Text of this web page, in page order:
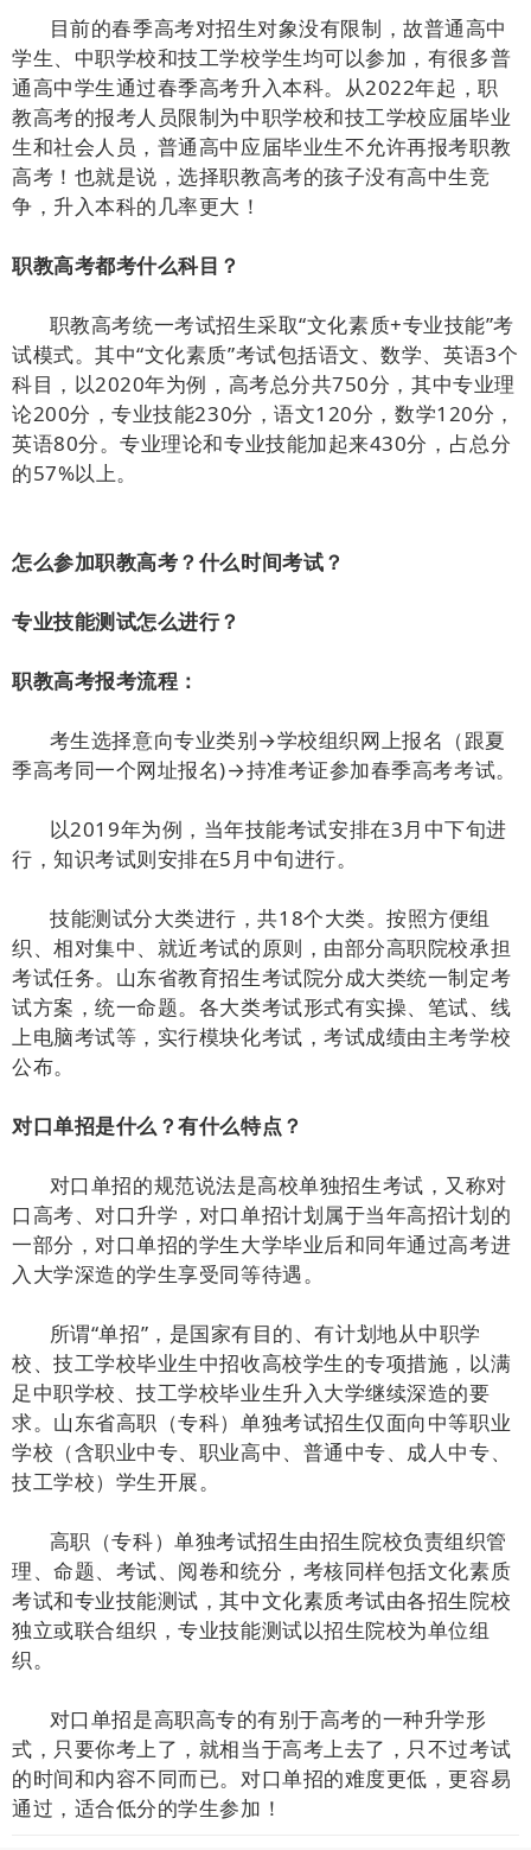
目前的春季高考对招生对象没有限制，故普通高中
学生、中职学校和技工学校学生均可以参加，有很多普
通高中学生通过春季高考升入本科。从2022年起，职
教高考的报考人员限制为中职学校和技工学校应届毕业
生和社会人员，普通高中应届毕业生不允许再报考职教
高考！也就是说，选择职教高考的孩子没有高中生竞
争，升入本科的几率更大！
职教高考都考什么科目？
职教高考统一考试招生采取“文化素质+专业技能”考
试模式。其中“文化素质”考试包括语文、数学、英语3个
科目，以2020年为例，高考总分共750分，其中专业理
论200分，专业技能230分，语文120分，数学120分，
英语80分。专业理论和专业技能加起来430分，占总分
的57%以上。
怎么参加职教高考？什么时间考试？
专业技能测试怎么进行？
职教高考报考流程：
考生选择意向专业类别→学校组织网上报名（跟夏
季高考同一个网址报名)→持准考证参加春季高考考试。
以2019年为例，当年技能考试安排在3月中下旬进
行，知识考试则安排在5月中旬进行。
技能测试分大类进行，共18个大类。按照方便组
织、相对集中、就近考试的原则，由部分高职院校承担
考试任务。山东省教育招生考试院分成大类统一制定考
试方案，统一命题。各大类考试形式有实操、笔试、线
上电脑考试等，实行模块化考试，考试成绩由主考学校
公布。
对口单招是什么？有什么特点？
对口单招的规范说法是高校单独招生考试，又称对
口高考、对口升学，对口单招计划属于当年高招计划的
一部分，对口单招的学生大学毕业后和同年通过高考进
入大学深造的学生享受同等待遇。
所谓“单招”，是国家有目的、有计划地从中职学
校、技工学校毕业生中招收高校学生的专项措施，以满
足中职学校、技工学校毕业生升入大学继续深造的要
求。山东省高职（专科）单独考试招生仅面向中等职业
学校（含职业中专、职业高中、普通中专、成人中专、
技工学校）学生开展。
高职（专科）单独考试招生由招生院校负责组织管
理、命题、考试、阅卷和统分，考核同样包括文化素质
考试和专业技能测试，其中文化素质考试由各招生院校
独立或联合组织，专业技能测试以招生院校为单位组
织。
对口单招是高职高专的有别于高考的一种升学形
式，只要你考上了，就相当于高考上去了，只不过考试
的时间和内容不同而已。对口单招的难度更低，更容易
通过，适合低分的学生参加！